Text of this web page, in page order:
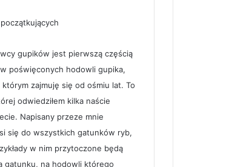
gupików jest pierwszą częścią
poświęconych hodowli gupika,
zajmuję się od ośmiu lat. To
odwiedziłem kilka naście
Napisany przeze mnie
się do wszystkich gatunków ryb,
w nim przytoczone będą
gatunku, na hodowli którego